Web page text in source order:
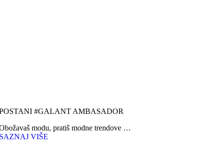
#GALANT AMBASADOR
modu, pratiš modne trendove …
VIŠE